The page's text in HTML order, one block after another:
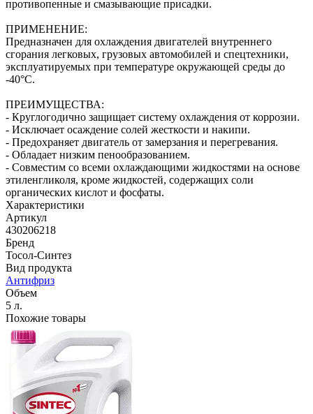
противопенные и смазывающие присадки.
ПРИМЕНЕНИЕ:
Предназначен для охлаждения двигателей внутреннего
сгорания легковых, грузовых автомобилей и спецтехники,
эксплуатируемых при температуре окружающей среды до
-40°С.
ПРЕИМУЩЕСТВА:
- Круглогодично защищает систему охлаждения от коррозии.
- Исключает осаждение солей жесткости и накипи.
- Предохраняет двигатель от замерзания и перегревания.
- Обладает низким пенообразованием.
- Совместим со всеми охлаждающими жидкостями на основе
этиленгликоля, кроме жидкостей, содержащих соли
органических кислот и фосфаты.
Характеристики
Артикул
430206218
Бренд
Тосол-Синтез
Вид продукта
Антифриз
Объем
5 л.
Похожие товары